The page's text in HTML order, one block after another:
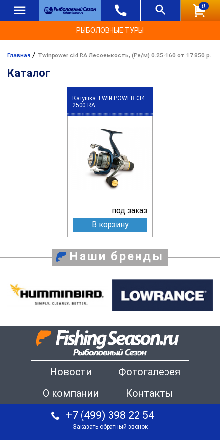
0
РЫБОЛОВНЫЕ ТУРЫ
Главная / Twinpower ci4 RA Лесоемкость, (Ре/м) 0.25-160 от 17 850 р.
Каталог
Катушка TWIN POWER CI4
2500 RA
под заказ
В корзину
Наши бренды
Новости
Фотогалерея
О компании
Контакты
+7 (499) 398 22 54
Заказать обратный звонок